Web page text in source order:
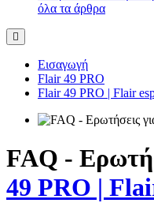
όλα τα άρθρα
Εισαγωγή
Flair 49 PRO
Flair 49 PRO | Flair
FAQ -
49 PRO |